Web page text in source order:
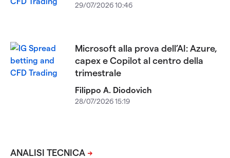
29/07/2026 10:46
Microsoft alla prova dell’AI: Azure,
capex e Copilot al centro della
trimestrale
Filippo A. Diodovich
28/07/2026 15:19
ANALISI TECNICA